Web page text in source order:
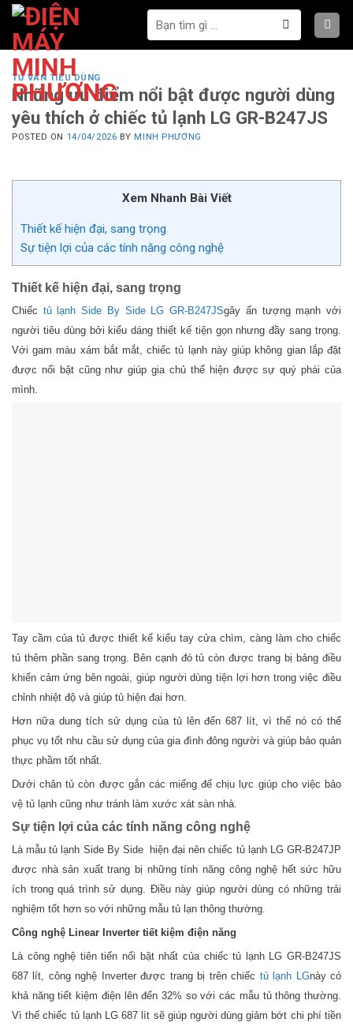
Bỏ
nội
dung
kiếm:
TƯ VẤN TIÊU DÙNG
Những ưu điểm nổi bật được người dùng
yêu thích ở chiếc tủ lạnh LG GR-B247JS
POSTED ON 14/04/2026 BY MINH PHƯƠNG
Xem Nhanh Bài Viết
Thiết kế hiện đại, sang trọng
Sự tiện lợi của các tính năng công nghệ
Thiết kế hiện đại, sang trọng
Chiếc tủ lạnh Side By Side LG GR-B247JSgây ấn tượng mạnh với
người tiêu dùng bởi kiểu dáng thiết kế tiện gọn nhưng đầy sang trọng.
Với gam màu xám bắt mắt, chiếc tủ lạnh này giúp không gian lắp đặt
được nổi bật cũng như giúp gia chủ thể hiện được sự quý phái của
mình.
Tay cầm của tủ được thiết kế kiểu tay cửa chìm, càng làm cho chiếc
tủ thêm phần sang trọng. Bên cạnh đó tủ còn được trang bị bảng điều
khiển cảm ứng bên ngoài, giúp người dùng tiện lợi hơn trong việc điều
chỉnh nhiệt độ và giúp tủ hiện đại hơn.
Hơn nữa dung tích sử dụng của tủ lên đến 687 lít, vì thế nó có thể
phục vụ tốt nhu cầu sử dụng của gia đình đông người và giúp bảo quản
thực phầm tốt nhất.
Dưới chân tủ còn được gắn các miếng đế chịu lực giúp cho việc bảo
vệ tủ lạnh cũng như tránh làm xước xát sàn nhà.
Sự tiện lợi của các tính năng công nghệ
Là mẫu tủ lạnh Side By Side hiện đại nên chiếc tủ lạnh LG GR-B247JP
được nhà sản xuất trang bị những tính năng công nghệ hết sức hữu
ích trong quá trình sử dụng. Điều này giúp người dùng có những trải
nghiệm tốt hơn so với những mẫu tủ lạn thông thường.
Công nghệ Linear Inverter tiết kiệm điện năng
Là công nghệ tiên tiến nổi bật nhất của chiếc tủ lạnh LG GR-B247JS
687 lít, công nghệ Inverter được trang bị trên chiếc tủ lạnh LGnày có
khả năng tiết kiệm điện lên đến 32% so với các mẫu tủ thông thường.
Vì thế chiếc tủ lạnh LG 687 lít sẽ giúp người dùng giảm bớt chi phí tiền